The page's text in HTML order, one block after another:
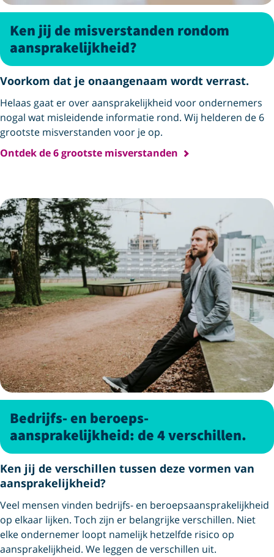
Ken jij de misverstanden rondom
aansprakelijkheid?
Voorkom dat je onaangenaam wordt verrast.
Helaas gaat er over aansprakelijkheid voor ondernemers
nogal wat misleidende informatie rond. Wij helderen de 6
grootste misverstanden voor je op.
Ontdek de 6 grootste misverstanden
Bedrijfs- en beroeps­
aansprakelijkheid: de 4 verschillen.
Ken jij de verschillen tussen deze vormen van
aansprakelijkheid?
Veel mensen vinden bedrijfs- en beroeps­aansprakelijkheid
op elkaar lijken. Toch zijn er belangrijke verschillen. Niet
elke ondernemer loopt namelijk hetzelfde risico op
aansprakelijkheid. We leggen de verschillen uit.